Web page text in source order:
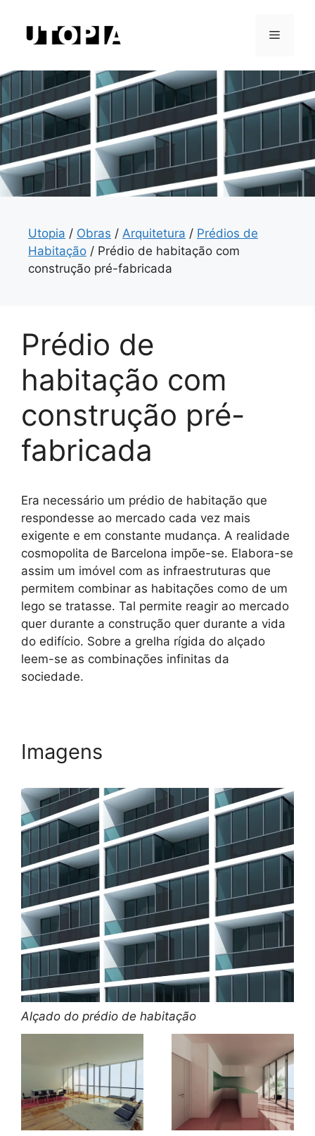
Menu
Utopia / Obras / Arquitetura / Prédios de
Habitação / Prédio de habitação com
construção pré-fabricada
Prédio de
habitação com
construção pré-
fabricada
Era necessário um prédio de habitação que
respondesse ao mercado cada vez mais
exigente e em constante mudança. A realidade
cosmopolita de Barcelona impõe-se. Elabora-se
assim um imóvel com as infraestruturas que
permitem combinar as habitações como de um
lego se tratasse. Tal permite reagir ao mercado
quer durante a construção quer durante a vida
do edifício. Sobre a grelha rígida do alçado
leem-se as combinações infinitas da
sociedade.
Imagens
Alçado do prédio de habitação